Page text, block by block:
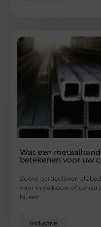
Wat een
betekenen voor uw
Zowel particulieren als
voor in de bouw of
bij een
...
Industrie